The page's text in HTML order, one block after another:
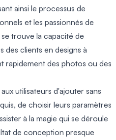
ainsi le processus de
et les passionnés de
trouve la capacité de
des clients en designs à
rapidement des photos ou des
utilisateurs d'ajouter sans
de choisir leurs paramètres
à la magie qui se déroule
de conception presque